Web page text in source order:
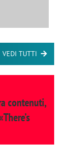
VEDI TUTTI
contenuti,